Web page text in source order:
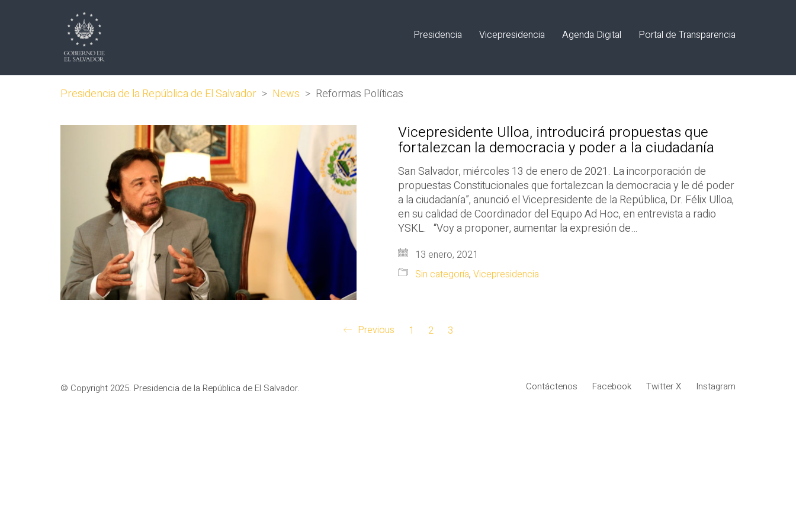
Presidencia Vicepresidencia Agenda Digital Portal de Transparencia
Presidencia de la República de El Salvador > News > Reformas Políticas
Vicepresidente Ulloa, introducirá propuestas que
fortalezcan la democracia y poder a la ciudadanía
San Salvador, miércoles 13 de enero de 2021. La incorporación de
propuestas Constitucionales que fortalezcan la democracia y le dé poder
a la ciudadanía”, anunció el Vicepresidente de la República, Dr. Félix Ulloa,
en su calidad de Coordinador del Equipo Ad Hoc, en entrevista a radio
YSKL. “Voy a proponer, aumentar la expresión de…
13 enero, 2021
Sin categoría, Vicepresidencia
Previous 1 2 3
Contáctenos Facebook Twitter X Instagram
© Copyright 2025. Presidencia de la República de El Salvador.